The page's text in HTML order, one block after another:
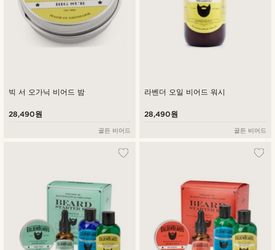
빅 서 오가닉 비어드 밤
28,490원
골든 비어드
라벤더 오일 비어드 워시
28,490원
골든 비어드